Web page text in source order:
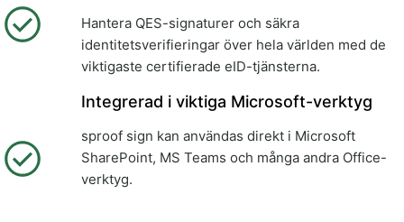
Hantera QES-signaturer och säkra
identitetsverifieringar över hela världen med de
viktigaste certifierade eID-tjänsterna.
Integrerad i viktiga Microsoft-verktyg
sproof sign kan användas direkt i Microsoft
SharePoint, MS Teams och många andra Office-
verktyg.